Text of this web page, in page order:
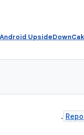
.